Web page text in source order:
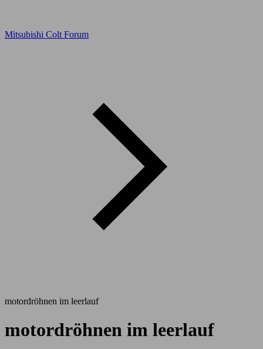
Mitsubishi Colt Forum
motordröhnen im leerlauf
motordröhnen im leerlauf